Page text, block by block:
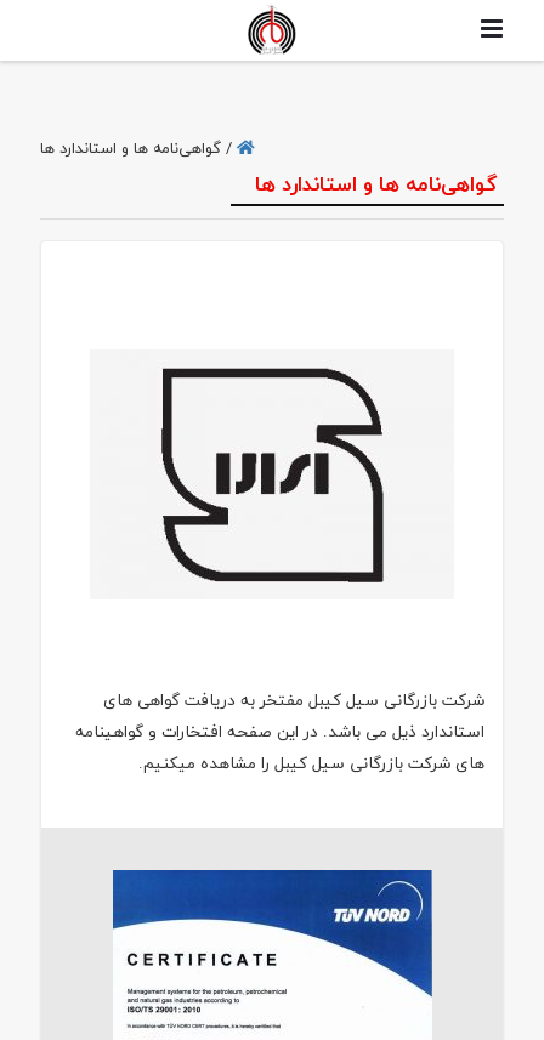
/گواهی‌نامه ها و استاندارد ها
گواهی‌نامه ها و استاندارد ها
شرکت بازرگانی سیل کیبل مفتخر به دریافت گواهی های
استاندارد ذیل می باشد. در این صفحه افتخارات و گواهینامه
های شرکت بازرگانی سیل کیبل را مشاهده میکنیم.